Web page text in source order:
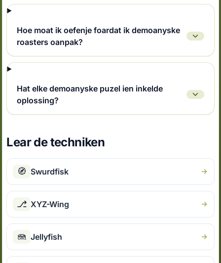
Hoe moat ik oefenje foardat ik demoanyske
roasters oanpak?
Hat elke demoanyske puzel ien inkelde
oplossing?
Lear de techniken
🧭 Swurdfisk
⎇ XYZ-Wing
🪼 Jellyfish